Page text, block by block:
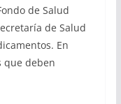
de Salud
de Salud
En
que deben